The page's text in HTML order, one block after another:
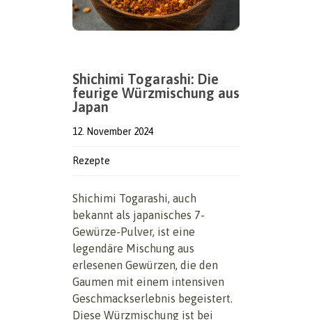
Shichimi Togarashi: Die
feurige Würzmischung aus
Japan
12. November 2024
Rezepte
Shichimi Togarashi, auch
bekannt als japanisches 7-
Gewürze-Pulver, ist eine
legendäre Mischung aus
erlesenen Gewürzen, die den
Gaumen mit einem intensiven
Geschmackserlebnis begeistert.
Diese Würzmischung ist bei